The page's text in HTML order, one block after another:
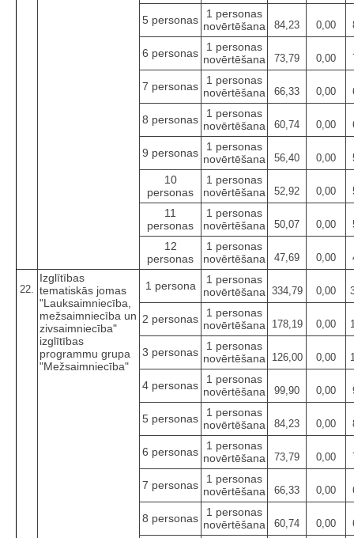
5 personas
1 personas
novērtēšana
84,23 0,00
6 personas
1 personas
novērtēšana
73,79 0,00
7 personas
1 personas
novērtēšana
66,33 0,00
8 personas
1 personas
novērtēšana
60,74 0,00
9 personas
1 personas
novērtēšana
56,40 0,00
10
personas
1 personas
novērtēšana
52,92 0,00
11
personas
1 personas
novērtēšana
50,07 0,00
12
personas
1 personas
novērtēšana
47,69 0,00
22.
Izglītības
tematiskās jomas
"Lauksaimniecība,
mežsaimniecība un
zivsaimniecība"
izglītības
programmu grupa
"Mežsaimniecība"
1 persona
1 personas
novērtēšana 334,79 0,00
2 personas
1 personas
novērtēšana
178,19 0,00
3 personas
1 personas
novērtēšana
126,00 0,00
4 personas
1 personas
novērtēšana
99,90 0,00
5 personas
1 personas
novērtēšana
84,23 0,00
6 personas
1 personas
novērtēšana
73,79 0,00
7 personas
1 personas
novērtēšana
66,33 0,00
8 personas
1 personas
novērtēšana
60,74 0,00